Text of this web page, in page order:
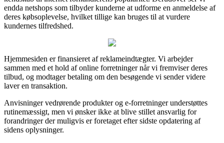
endda netshops som tilbyder kunderne at udforme en anmeldelse af
deres købsoplevelse, hvilket tillige kan bruges til at vurdere
kundernes tilfredshed.
Hjemmesiden er finansieret af reklameindtægter. Vi arbejder
sammen med et hold af online forretninger når vi fremviser deres
tilbud, og modtager betaling om den besøgende vi sender videre
laver en transaktion.
Anvisninger vedrørende produkter og e-forretninger understøttes
rutinemæssigt, men vi ønsker ikke at blive stillet ansvarlig for
forandringer der muligvis er foretaget efter sidste opdatering af
sidens oplysninger.